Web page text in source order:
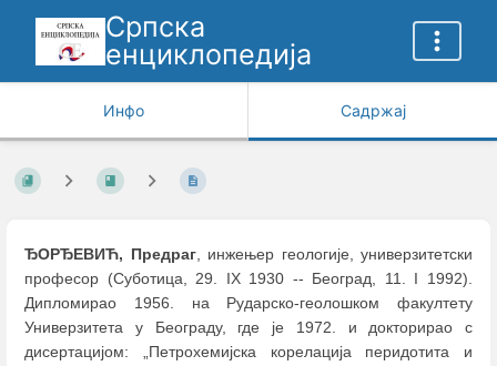
Српска
енциклопедија
Инфо Садржај
ЂОРЂЕВИЋ, Предраг, инжењер геологије, универзитетски
професор (Суботицa, 29. IX 1930 -- Београд, 11. I 1992).
Дипломирао 1956. на Рударско-геолошком факултету
Универзитета у Београду, где је 1972. и докторирао с
дисертацијом: „Петрохемијска корелација перидотита и